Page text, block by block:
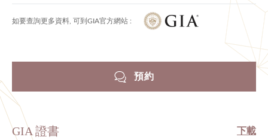
如要查詢更多資料, 可到GIA官方網站 :
預約
GIA 證書 下載